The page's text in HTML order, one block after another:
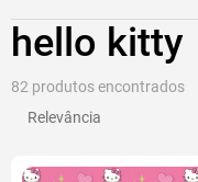
hello kitty
82
Relevância